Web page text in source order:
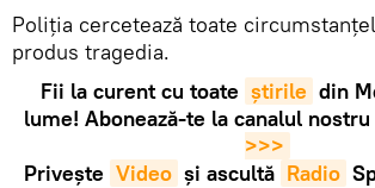
Poliția cercetează toate
produs tragedia.
Fii la curent cu toate știrile din
lume! Abonează-te la canalul
>>>
Privește Video și ascultă Radio